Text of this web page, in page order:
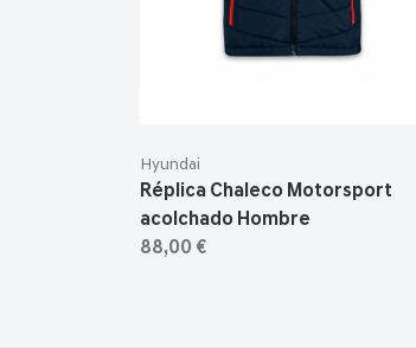
Hyundai
Réplica Chaleco Motorsport
acolchado Hombre
88,00 €